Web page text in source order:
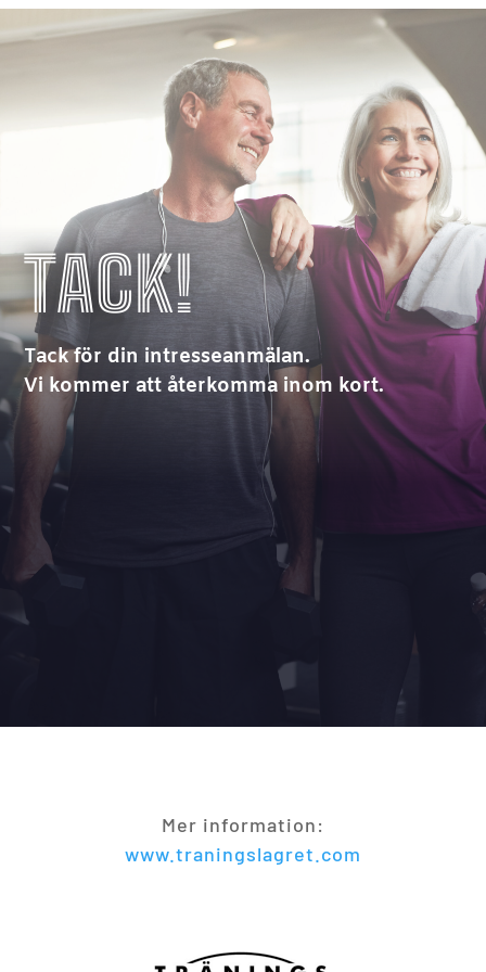
TACK!
Tack för din intresseanmälan.
Vi kommer att återkomma inom kort.
Mer information:
www.traningslagret.com